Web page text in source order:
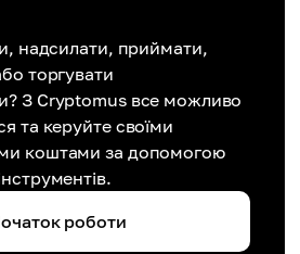
надсилати, приймати,
торгувати
З Cryptomus все можливо
та керуйте своїми
коштами за допомогою
роботи